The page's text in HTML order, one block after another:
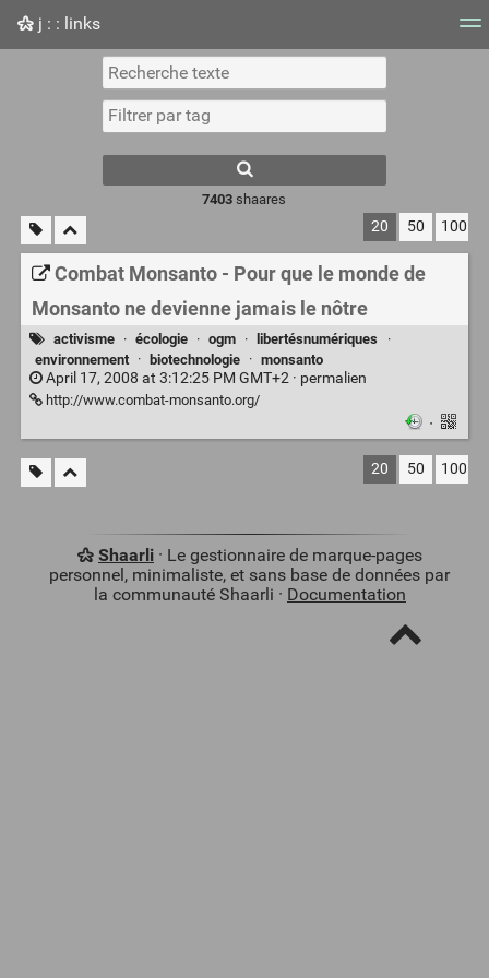
j : : links
Nuage de tags Mur d'images
7403 shaares
20 50 100
Combat Monsanto - Pour que le monde de
Monsanto ne devienne jamais le nôtre
activisme · écologie · ogm · libertésnumériques
·
environnement
· biotechnologie · monsanto
April 17, 2008 at 3:12:25 PM GMT+2 · permalien
http://www.combat-monsanto.org/
·
20 50 100
Shaarli· Le gestionnaire de marque-pages
personnel, minimaliste, et sans base de données par
la communauté Shaarli · Documentation